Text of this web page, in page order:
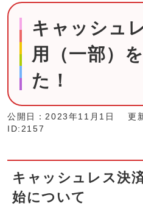
キャッシュ
用（一部）
た！
公開日：2023年11月1日
更
ID:2157
キャッシュレス決
始について